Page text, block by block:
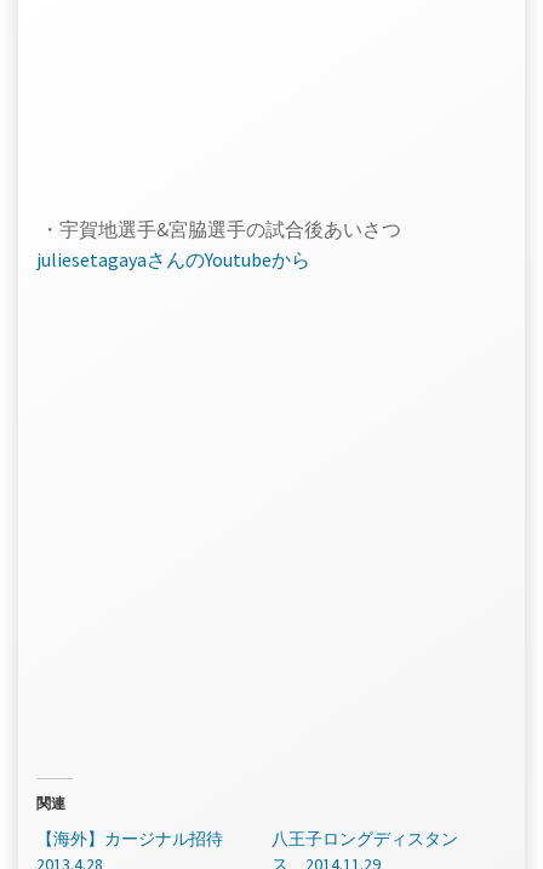
・宇賀地選手&宮脇選手の試合後あいさつ
juliesetagayaさんのYoutubeから
関連
【海外】カージナル招待
2013.4.28
八王子ロングディスタン
ス 2014.11.29